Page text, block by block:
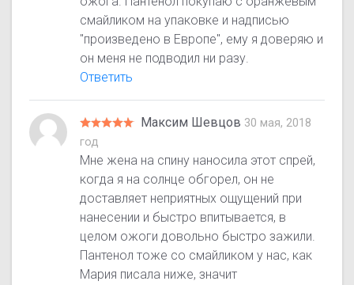
смайликом на упаковке и надписью
"произведено в Европе", ему я доверяю и
он меня не подводил ни разу.
Ответить
Максим Шевцов 30 мая, 2018
год
Мне жена на спину наносила этот спрей,
когда я на солнце обгорел, он не
доставляет неприятных ощущений при
нанесении и быстро впитывается, в
целом ожоги довольно быстро зажили.
Пантенол тоже со смайликом у нас, как
Мария писала ниже, значит